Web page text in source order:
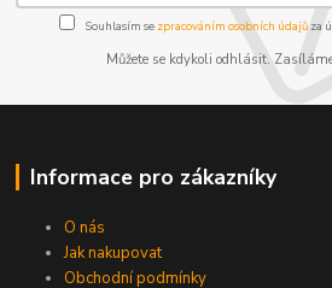
Souhlasím se zpracováním osobních údajůza
Můžete se kdykoli odhlásit.
Informace pro zákazníky
O nás
Jak nakupovat
Obchodní podmínky